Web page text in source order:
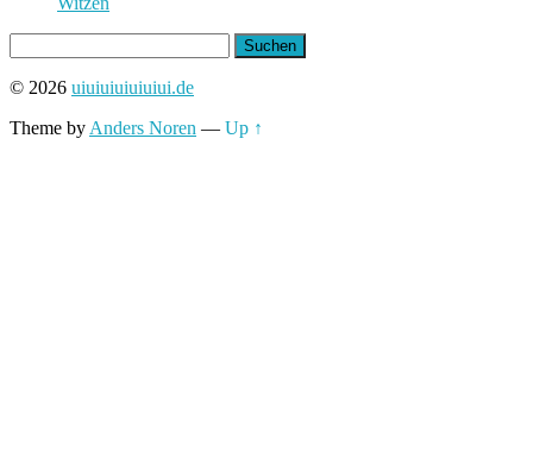
nach:
© 2026 uiuiuiuiuiuiui.de
Theme by Anders Noren — Up ↑